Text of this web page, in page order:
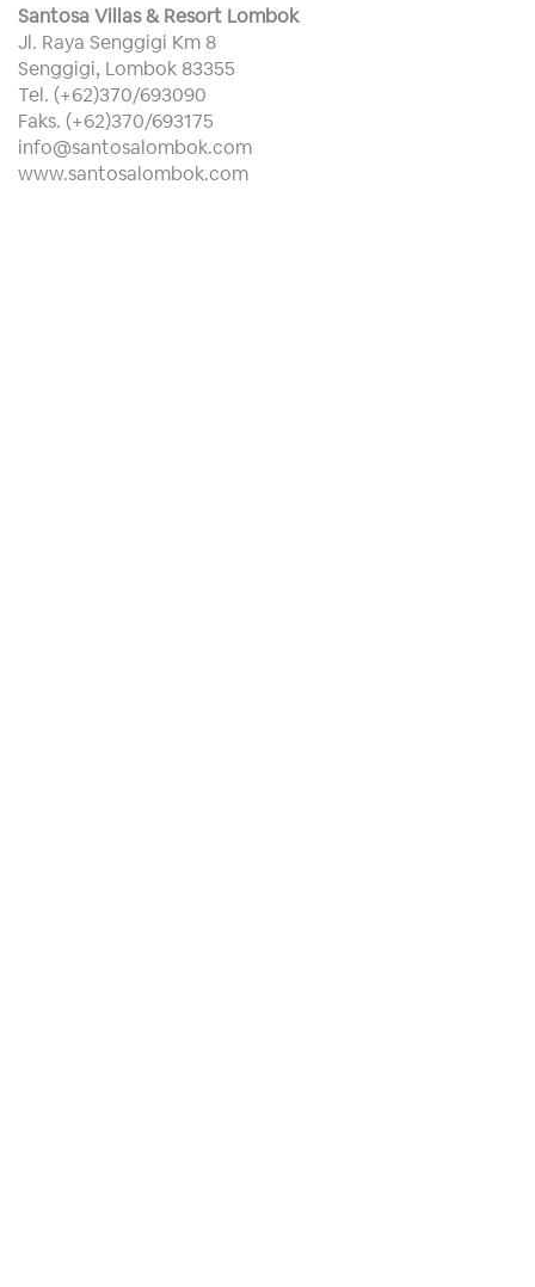
Santosa Villas & Resort Lombok
Jl. Raya Senggigi Km 8
Senggigi, Lombok 83355
Tel. (+62)370/693090
Faks. (+62)370/693175
info@santosalombok.com
www.santosalombok.com